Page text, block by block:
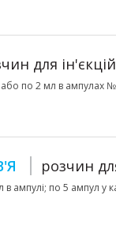
для ін'єкцій
по 2 мл в ампулах №
розчин
ампулі; по 5 ампул у